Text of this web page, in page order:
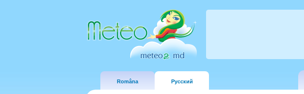
Româna Русский